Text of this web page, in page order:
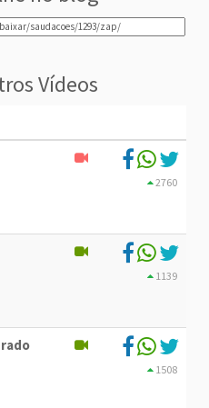
Vídeos
2760
1139
1508